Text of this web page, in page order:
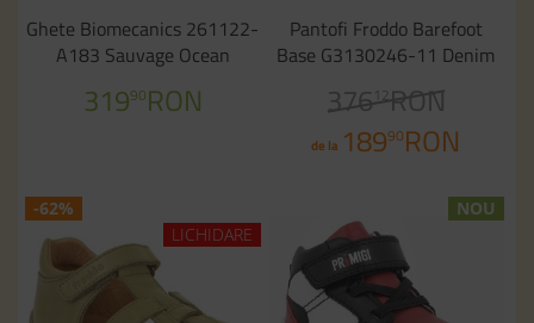
Ghete Biomecanics 261122-
A183 Sauvage Ocean
31990RON
Pantofi Froddo Barefoot
Base G3130246-11 Denim
376 12
RON
de la 18990RON
-62%
LICHIDARE
NOU